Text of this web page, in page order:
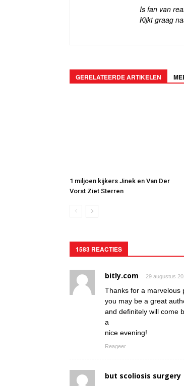
Is fan van
Kijkt graag
GERELATEERDE ARTIKELEN
1 miljoen kijkers Jinek en Van Der
Vorst Ziet Sterren
1583 REACTIES
bitly.com 29 augustus
Thanks for a marvelous
you may be a great
and definitely will come
a
nice evening!
Reageer
but scoliosis surgery